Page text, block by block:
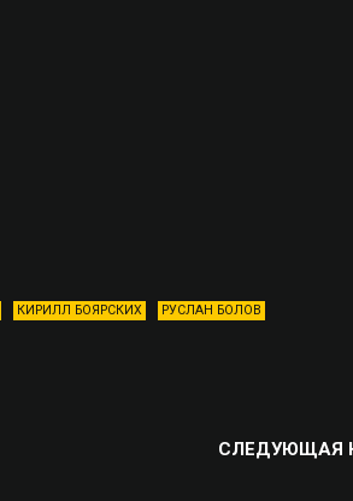
КИРИЛЛ БОЯРСКИХ РУСЛАН БОЛОВ
СЛЕДУЮЩАЯ